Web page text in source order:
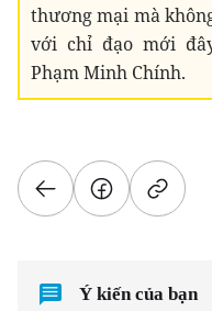
thương mại mà
với chỉ đạo mới
Phạm Minh Chính.
Ý kiến của bạn